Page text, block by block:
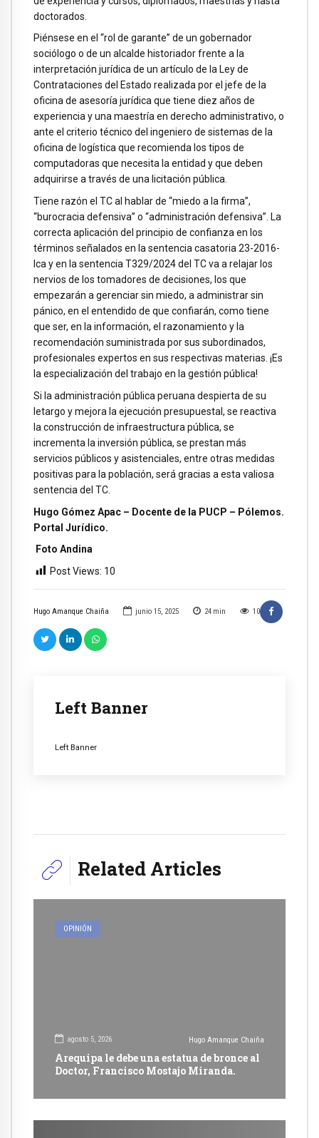
Hugo Amanque Chaiña junio 15, 2025 24 min 10
Left Banner
Left Banner
doctorados.
Piénsese en el “rol de garante” de un gobernador
sociólogo o de un alcalde historiador frente a la
interpretación jurídica de un artículo de la Ley de
Contrataciones del Estado realizada por el jefe de la
oficina de asesoría jurídica que tiene diez años de
experiencia y una maestría en derecho administrativo, o
ante el criterio técnico del ingeniero de sistemas de la
oficina de logística que recomienda los tipos de
computadoras que necesita la entidad y que deben
adquirirse a través de una licitación pública.
Tiene razón el TC al hablar de “miedo a la firma”,
“burocracia defensiva” o “administración defensiva”. La
correcta aplicación del principio de confianza en los
términos señalados en la sentencia casatoria 23-2016-
Ica y en la sentencia T329/2024 del TC va a relajar los
nervios de los tomadores de decisiones, los que
empezarán a gerenciar sin miedo, a administrar sin
pánico, en el entendido de que confiarán, como tiene
que ser, en la información, el razonamiento y la
recomendación suministrada por sus subordinados,
profesionales expertos en sus respectivas materias. ¡Es
la especialización del trabajo en la gestión pública!
Si la administración pública peruana despierta de su
letargo y mejora la ejecución presupuestal, se reactiva
la construcción de infraestructura pública, se
incrementa la inversión pública, se prestan más
servicios públicos y asistenciales, entre otras medidas
positivas para la población, será gracias a esta valiosa
sentencia del TC.
Hugo Gómez Apac – Docente de la PUCP – Pólemos.
Portal Jurídico.
Foto Andina
Post Views: 10
Related Articles
OPINIÓN
agosto 5, 2026 Hugo Amanque Chaiña
Arequipa le debe una estatua de bronce al
Doctor, Francisco Mostajo Miranda.